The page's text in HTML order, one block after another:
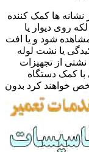
ها کمک کننده
روی دیوار یا
شود و یا افت
یا نشت لوله
از تجهیزات
کمک دستگاه
خواهند کرد بدون